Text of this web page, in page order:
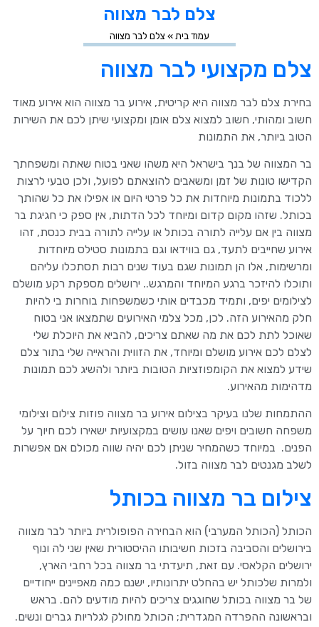
צלם לבר מצווה
עמוד בית » צלם לבר מצווה
צלם מקצועי לבר מצווה
בחירת צלם לבר מצווה היא קריטית, אירוע בר מצווה הוא אירוע מאוד
חשוב ומהותי, חשוב למצוא צלם אומן ומקצועי שיתן לכם את השירות
הטוב ביותר, את התמונות
בר המצווה של בנך בישראל היא משהו שאני בטוח שאתה ומשפחתך
הקדישו טונות של זמן ומשאבים להוצאתם לפועל, ולכן טבעי לרצות
ללכוד בתמונות מיוחדות את כל פרטי היום או אפילו את כל שהותך
בכותל. שזהו מקום קדום ומיוחד לכל הדתות, אין ספק כי חגיגת בר
מצווה בין אם עלייה לתורה בכותל או עלייה לתורה בבית כנסת, זהו
אירוע שחייבים לתעד, גם בווידאו וגם בתמונות סטילס מיוחדות
ומרשימות, אלו הן תמונות שגם בעוד שנים רבות תסתכלו עליהם
ותוכלו להיזכר ברגע המיוחד והמרגש.. ירושלים מספקת רקע מושלם
לצילומים יפים, ותמיד מכבדים אותי כשמשפחות בוחרות בי להיות
חלק מהאירוע הזה. לכן, מכל צלמי האירועים שתמצאו אני בטוח
שאוכל לתת לכם את מה שאתם צריכים, להביא את היוכלת שלי
לצלם לכם אירוע מושלם ומיוחד, את הזווית והראייה שלי בתור צלם
שידע למצוא את הקומפוזציות הטובות ביותר ולהשיג לכם תמונות
מדהימות מהאירוע.
ההתמחות שלנו בעיקר בצילום אירוע בר מצווה פוזות צילום וצילומי
משפחה חשובים ויפים שאנו עושים במקצועיות ישאירו לכם חיוך על
הפנים. במיוחד כשהמחיר שניתן לכם יהיה שווה מכולם אם אפשרות
לשלב מגנטים לבר מצווה בזול.
צילום בר מצווה בכותל
הכותל (הכותל המערבי) הוא הבחירה הפופולרית ביותר לבר מצווה
בירושלים והסביבה בזכות חשיבותו ההיסטורית שאין שני לה ונוף
ירושלים הקלאסי. עם זאת, תיעדתי בר מצווה בכל רחבי הארץ,
ולמרות שלכותל יש בהחלט יתרונותיו, ישנם כמה מאפיינים ייחודיים
של בר מצווה בכותל שחוגגים צריכים להיות מודעים להם. בראש
ובראשונה ההפרדה המגדרית; הכותל מחולק לגלריות גברים ונשים.